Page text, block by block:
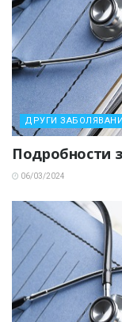
ДРУГИ
Подробности
06/03/2024